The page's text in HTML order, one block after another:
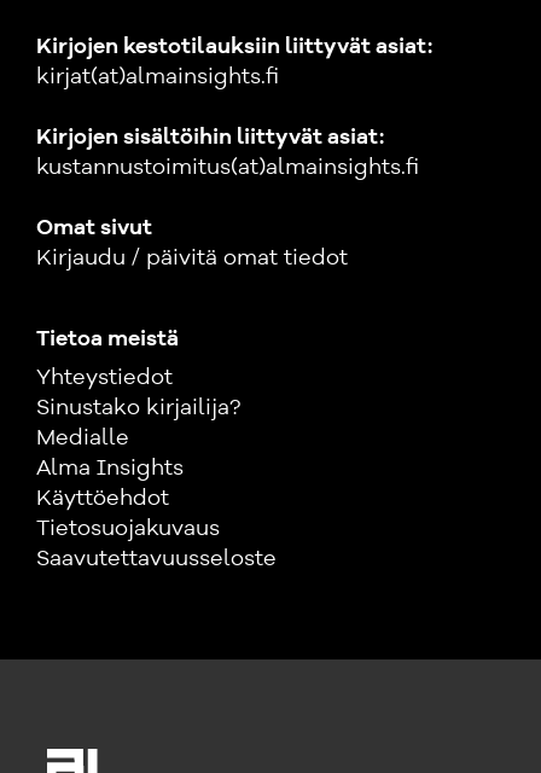
Kirjojen kestotilauksiin liittyvät asiat:
kirjat(at)almainsights.fi
Kirjojen sisältöihin liittyvät asiat:
kustannustoimitus(at)almainsights.fi
Omat sivut
Kirjaudu / päivitä omat tiedot
Tietoa meistä
Yhteystiedot
Sinustako kirjailija?
Medialle
Alma Insights
Käyttöehdot
Tietosuojakuvaus
Saavutettavuusseloste